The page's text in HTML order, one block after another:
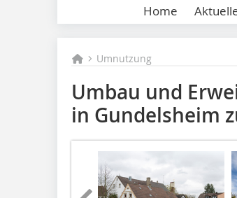
Home
Umnutzung
Umbau und
in Gundelsheim